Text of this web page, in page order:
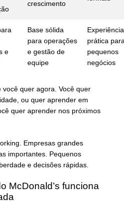
crescimento
e
Base sólida
para operações
e gestão de
equipe
Experiência
prática
pequenos
negócios
quer agora. Você quer
ou quer aprender em
quer aprender nos próximos
Empresas grandes
importantes. Pequenos
e decisões rápidas.
McDonald’s funciona